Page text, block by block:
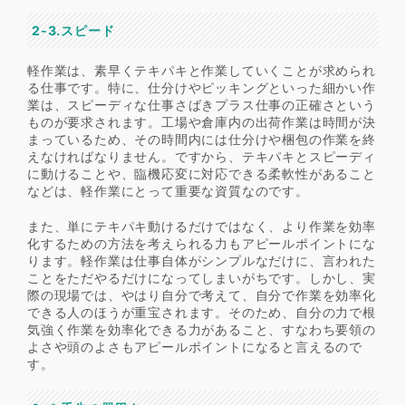
2-3.スピード
軽作業は、素早くテキパキと作業していくことが求められ
る仕事です。特に、仕分けやピッキングといった細かい作
業は、スピーディな仕事さばきプラス仕事の正確さという
ものが要求されます。工場や倉庫内の出荷作業は時間が決
まっているため、その時間内には仕分けや梱包の作業を終
えなければなりません。ですから、テキパキとスピーディ
に動けることや、臨機応変に対応できる柔軟性があること
などは、軽作業にとって重要な資質なのです。
また、単にテキパキ動けるだけではなく、より作業を効率
化するための方法を考えられる力もアピールポイントにな
ります。軽作業は仕事自体がシンプルなだけに、言われた
ことをただやるだけになってしまいがちです。しかし、実
際の現場では、やはり自分で考えて、自分で作業を効率化
できる人のほうが重宝されます。そのため、自分の力で根
気強く作業を効率化できる力があること、すなわち要領の
よさや頭のよさもアピールポイントになると言えるので
す。